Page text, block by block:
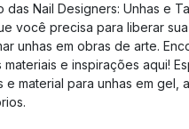
das Nail Designers: Unhas e
você precisa para liberar
unhas em obras de arte.
materiais e inspirações aqui!
e material para unhas em gel,